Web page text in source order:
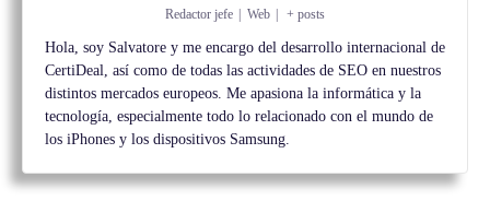
Redactor jefe Web + posts
Hola, soy Salvatore y me encargo del desarrollo internacional de
CertiDeal, así como de todas las actividades de SEO en nuestros
distintos mercados europeos. Me apasiona la informática y la
tecnología, especialmente todo lo relacionado con el mundo de
los iPhones y los dispositivos Samsung.